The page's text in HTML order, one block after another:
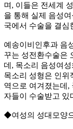
며, 이들은 전세계
을 통해 실제 음성
국에서 수술을 결심
예송이비인후과 음
꾸는 성전환수술은
데, 목소리 음성여
목소리 성형은 인위
역으로 여겨졌는데,
자들이 수술받고 있
◆여성의 성대모양